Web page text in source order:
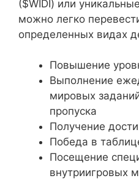
($WIDI) или
можно легко
определенных видах
Повышение
Выполнение
мировых
пропуска
Получение
Победа в
Посещение
внутриигровых